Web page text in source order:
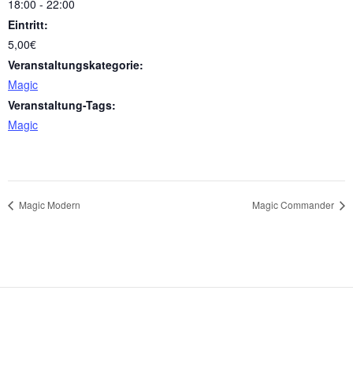
18:00 - 22:00
Eintritt:
5,00€
Veranstaltungskategorie:
Magic
Veranstaltung-Tags:
Magic
Magic Modern Magic Commander